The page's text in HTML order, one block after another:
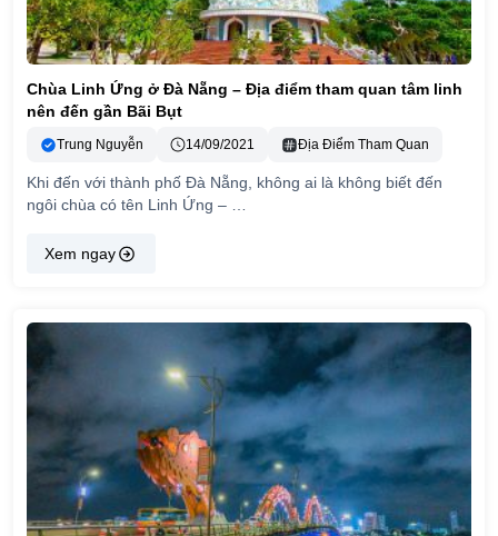
Chùa Linh Ứng ở Đà Nẵng – Địa điểm tham quan tâm linh
nên đến gần Bãi Bụt
Trung Nguyễn 14/09/2021 Địa Điểm Tham Quan
Khi đến với thành phố Đà Nẵng, không ai là không biết đến
ngôi chùa có tên Linh Ứng – …
Xem ngay